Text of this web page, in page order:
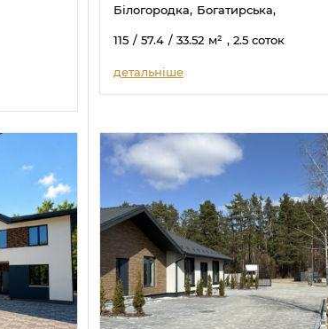
Білогородка, Богатирська,
115 / 57.4 / 33.52 м² , 2.5 соток
детальніше